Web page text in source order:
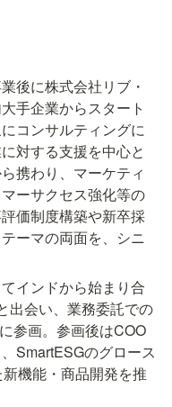
後に株式会社リブ・
手企業からスタート
コンサルティングに
対する支援を中心と
携わり、マーケティ
ーサクセス強化等の
価制度構築や新卒採
ーマの両面を、シニ
インドから始まり合
出会い、業務委託での
参画。参画後はCOO
SmartESGのグロース
機能・商品開発を推